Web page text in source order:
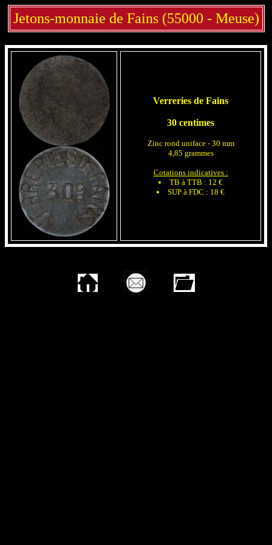
Jetons-monnaie de Fains (55000 - Meuse)
Verreries de Fains
30 centimes
Zinc rond uniface - 30 mm
4,85 grammes
Cotations indicatives :
TB à TTB : 12 €
SUP à FDC : 18 €